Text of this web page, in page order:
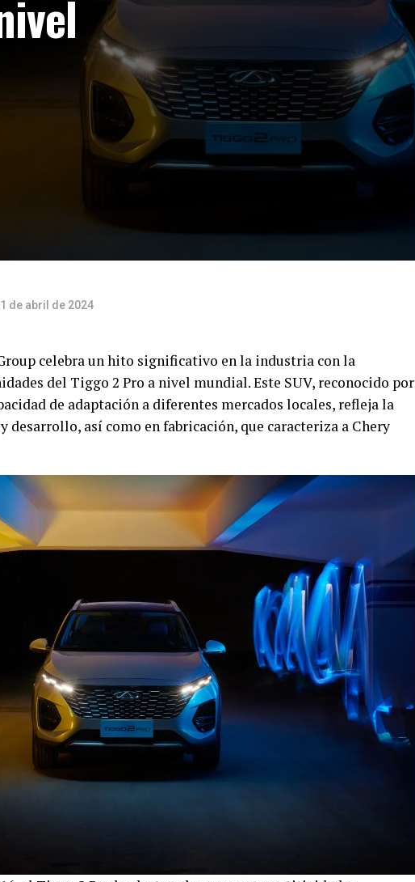
1 de abril de 2024
celebra un hito significativo en la industria con la
del Tiggo 2 Pro a nivel mundial. Este SUV, reconocido por
de adaptación a diferentes mercados locales, refleja la
desarrollo, así como en fabricación, que caracteriza a Chery